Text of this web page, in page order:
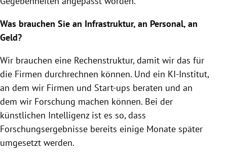
Was brauchen Sie an Infrastruktur, an Personal, an
Geld?
Wir brauchen eine Rechenstruktur, damit wir das für
die Firmen durchrechnen können. Und ein KI-Institut,
an dem wir Firmen und Start-ups beraten und an
dem wir Forschung machen können. Bei der
künstlichen Intelligenz ist es so, dass
Forschungsergebnisse bereits einige Monate später
umgesetzt werden.